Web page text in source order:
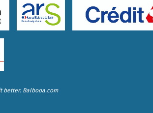
better. Balbooa.com